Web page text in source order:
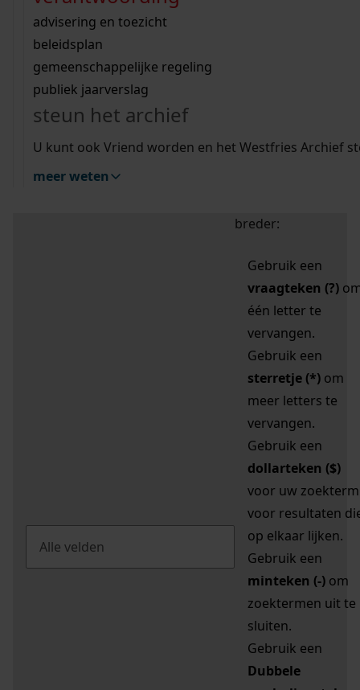
bouwvergunningen
omgevingsvergunningen
vergunningen
beeld en geluid
uitleg nodig?
Wij helpen u op weg met een aantal zoektips.
bekijk alle zoektips
Wij helpen u op weg met een aantal zoektips.
bekijk alle zoektips
bekijk ons geschiedenislokaal
advisering en toezicht
beleidsplan
gemeenschappelijke regeling
publiek jaarverslag
steun het archief
U kunt ook Vriend worden en het Westfries Archief
meer weten
zoektips
Mijn Studiezaal (inloggen)
uw zoekopdracht te
breder:
Gebruik een
vraagteken (?)
één letter te
vervangen.
Gebruik een
sterretje (*) om
meer letters te
vervangen.
Gebruik een
dollarteken ($)
voor uw zoekterm
voor resultaten
op elkaar lijken.
Gebruik een
minteken (-) om
zoektermen uit te
sluiten.
Gebruik een
Dubbele